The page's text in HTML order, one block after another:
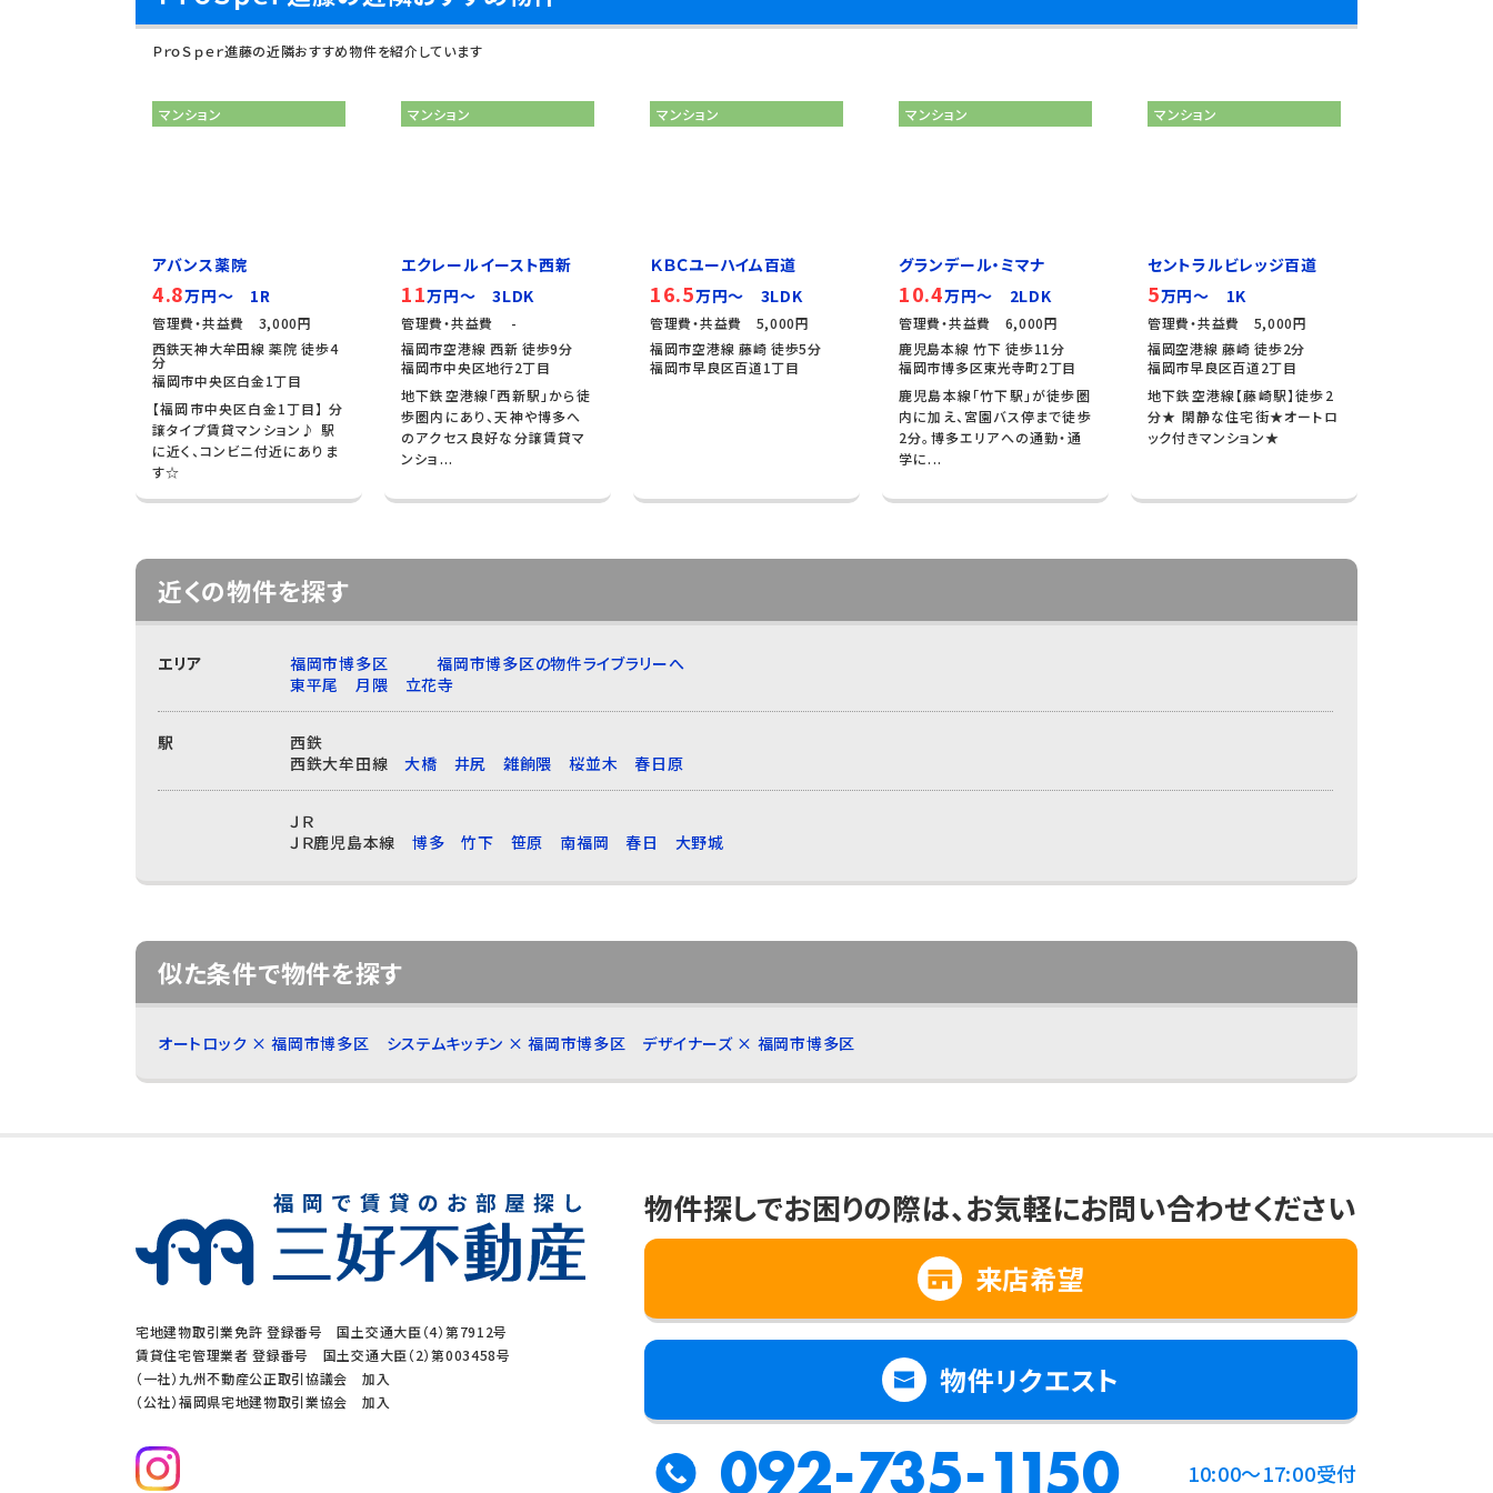
ＰｒｏＳｐｅｒ進藤の近隣おすすめ物件を紹介しています
マンション
アバンス薬院
4.8万円～ 1R
管理費・共益費 3,000円
西鉄天神大牟田線 薬院 徒歩4
分
福岡市中央区白金1丁目
【福岡市中央区白金1丁目】 分
譲タイプ賃貸マンション♪ 駅
に近く、コンビニ付近にありま
す☆
マンション
エクレールイースト西新
11万円～ 3LDK
管理費・共益費 -
福岡市空港線 西新 徒歩9分
福岡市中央区地行2丁目
地下鉄空港線「西新駅」から徒
歩圏内にあり、天神や博多へ
のアクセス良好な分譲賃貸マ
ンショ...
マンション
ＫＢＣユーハイム百道
16.5万円～ 3LDK
管理費・共益費 5,000円
福岡市空港線 藤崎 徒歩5分
福岡市早良区百道1丁目
マンション
グランデール・ミマナ
10.4万円～ 2LDK
管理費・共益費 6,000円
鹿児島本線 竹下 徒歩11分
福岡市博多区東光寺町2丁目
鹿児島本線「竹下駅」が徒歩圏
内に加え、宮園バス停まで徒歩
2分。博多エリアへの通勤・通
学に...
マンション
セントラルビレッジ百道
5万円～ 1K
管理費・共益費 5,000円
福岡空港線 藤崎 徒歩2分
福岡市早良区百道2丁目
地下鉄空港線【藤崎駅】徒歩2
分★ 閑静な住宅街★オートロ
ック付きマンション★
近くの物件を探す
エリア 福岡市博多区
福岡市博多区の物件ライブラリーへ
東平尾
月隈 立花寺
駅
西鉄
西鉄大牟田線
大橋 井尻 雑餉隈 桜並木 春日原
ＪＲ
ＪＲ鹿児島本線
博多 竹下 笹原 南福岡 春日 大野城
似た条件で物件を探す
オートロック × 福岡市博多区 システムキッチン × 福岡市博多区 デザイナーズ × 福岡市博多区
宅地建物取引業免許 登録番号 国土交通大臣（4）第7912号
賃貸住宅管理業者 登録番号 国土交通大臣（2）第003458号
（一社）九州不動産公正取引協議会 加入
（公社）福岡県宅地建物取引業協会 加入
物件探しでお困りの際は、お気軽にお問い合わせください
来店希望
物件リクエスト
092-735-1150 10:00～17:00受付